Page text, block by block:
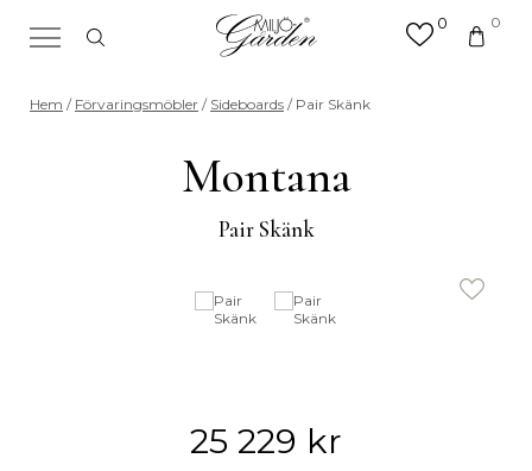
0 0
Sök efter valfri produkt eller
kategori
Hem / Förvaringsmöbler / Sideboards / Pair Skänk
Montana
Pair Skänk
25 229 kr